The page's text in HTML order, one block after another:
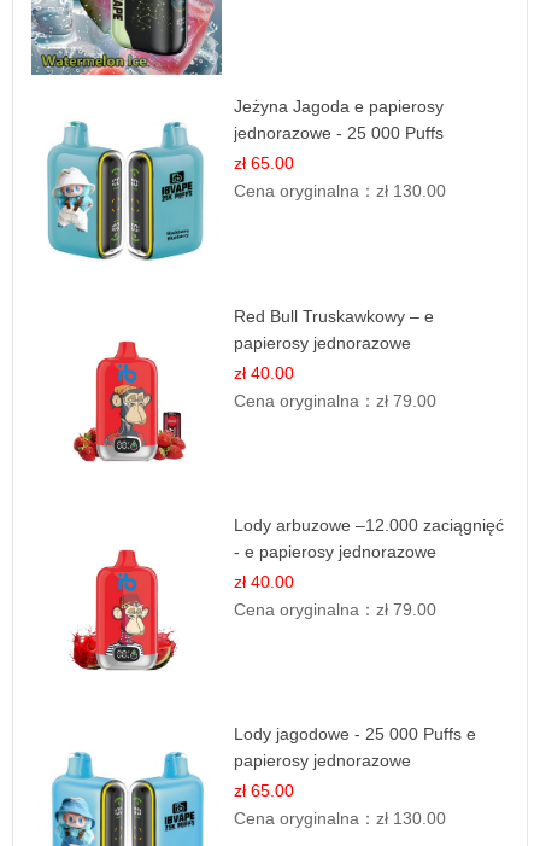
Jeżyna Jagoda e papierosy
jednorazowe - 25 000 Puffs
zł 65.00
Cena oryginalna：zł 130.00
Red Bull Truskawkowy – e
papierosy jednorazowe
zł 40.00
Cena oryginalna：zł 79.00
Lody arbuzowe –12.000 zaciągnięć
- e papierosy jednorazowe
zł 40.00
Cena oryginalna：zł 79.00
Lody jagodowe - 25 000 Puffs e
papierosy jednorazowe
zł 65.00
Cena oryginalna：zł 130.00